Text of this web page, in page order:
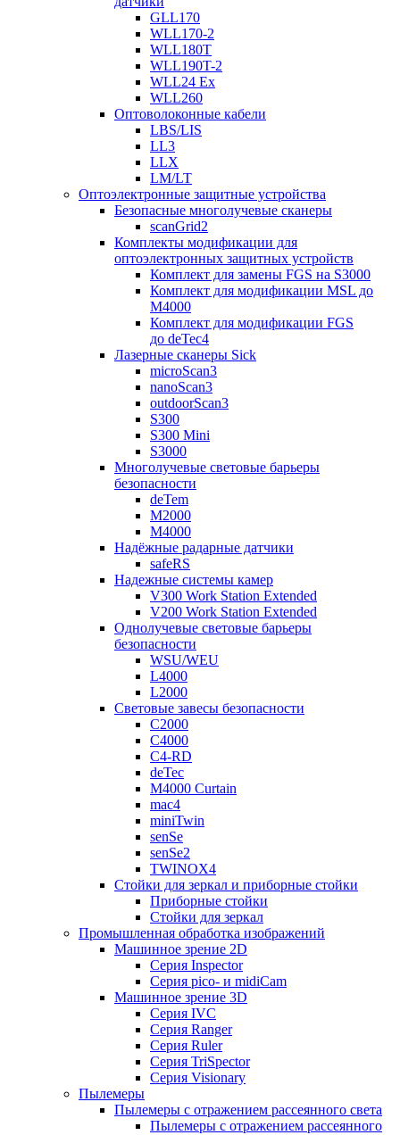
GLL170
WLL170-2
WLL180T
WLL190T-2
WLL24 Ex
WLL260
Оптоволоконные кабели
LBS/LIS
LL3
LLX
LM/LT
Оптоэлектронные защитные устройства
Безопасные многолучевые сканеры
scanGrid2
Комплекты модификации для
оптоэлектронных защитных устройств
Комплект для замены FGS на S3000
Комплект для модификации MSL до
M4000
Комплект для модификации FGS
до deTec4
Лазерные сканеры Sick
microScan3
nanoScan3
outdoorScan3
S300
S300 Mini
S3000
Многолучевые световые барьеры
безопасности
deTem
M2000
M4000
Надёжные радарные датчики
safeRS
Надежные системы камер
V300 Work Station Extended
V200 Work Station Extended
Однолучевые световые барьеры
безопасности
WSU/WEU
L4000
L2000
Световые завесы безопасности
C2000
C4000
C4-RD
deTec
M4000 Curtain
mac4
miniTwin
senSe
senSe2
TWINOX4
Стойки для зеркал и приборные стойки
Приборные стойки
Стойки для зеркал
Промышленная обработка изображений
Машинное зрение 2D
Серия Inspector
Серия pico- и midiCam
Машинное зрение 3D
Серия IVC
Серия Ranger
Серия Ruler
Серия TriSpector
Серия Visionary
Пылемеры
Пылемеры с отражением рассеянного света
Пылемеры с отражением рассеянного